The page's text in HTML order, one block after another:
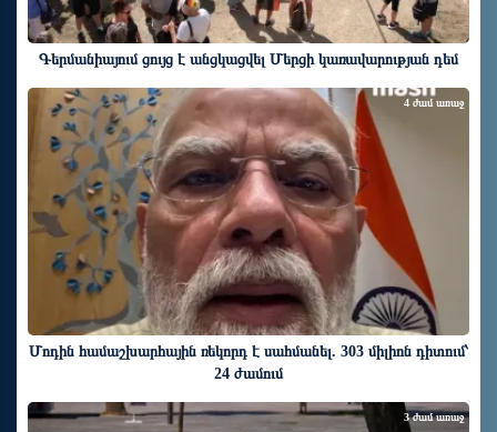
Գերմանիայում ցույց է անցկացվել Մերցի կառավարության դեմ
Մոդին համաշխարհային ռեկորդ է սահմանել. 303 միլիոն դիտում՝
24 ժամում
4 ժամ առաջ
3 ժամ առաջ